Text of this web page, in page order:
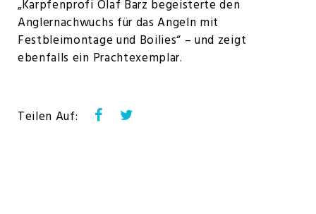
„Karpfenprofi Olaf Barz begeisterte den
Anglernachwuchs für das Angeln mit
Festbleimontage und Boilies“ – und zeigt
ebenfalls ein Prachtexemplar.
Teilen Auf: Facebook